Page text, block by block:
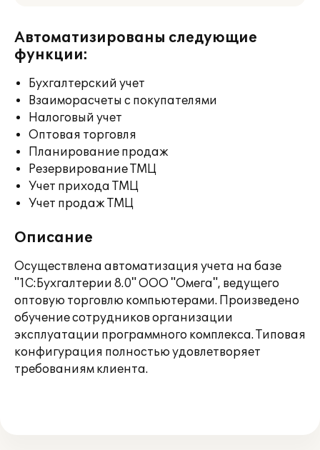
Автоматизированы следующие
функции:
Бухгалтерский учет
Взаиморасчеты с покупателями
Налоговый учет
Оптовая торговля
Планирование продаж
Резервирование ТМЦ
Учет прихода ТМЦ
Учет продаж ТМЦ
Описание
Осуществлена автоматизация учета на базе
"1С:Бухгалтерии 8.0" ООО "Омега", ведущего
оптовую торговлю компьютерами. Произведено
обучение сотрудников организации
эксплуатации программного комплекса. Типовая
конфигурация полностью удовлетворяет
требованиям клиента.